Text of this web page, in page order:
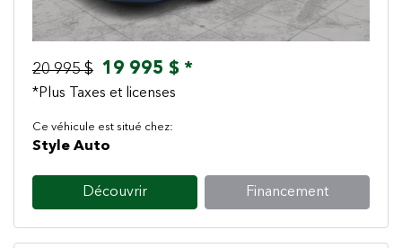
20 995 $ 19 995 $ *
*Plus Taxes et licenses
Ce véhicule est situé chez:
Style Auto
Découvrir Financement